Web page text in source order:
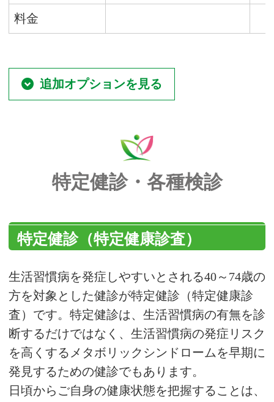
料金
追加オプションを見る
特定健診・各種検診
特定健診（特定健康診査）
生活習慣病を発症しやすいとされる40～74歳の
方を対象とした健診が特定健診（特定健康診
査）です。特定健診は、生活習慣病の有無を診
断するだけではなく、生活習慣病の発症リスク
を高くするメタボリックシンドロームを早期に
発見するための健診でもあります。
日頃からご自身の健康状態を把握することは、